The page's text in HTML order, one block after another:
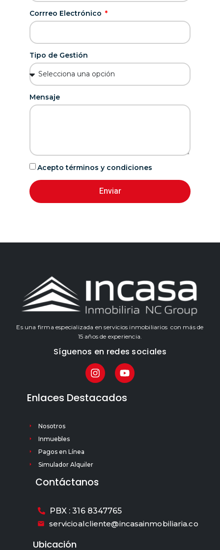
Corrreo Electrónico
Tipo de Gestión
Mensaje
Acepto términos y condiciones
Enviar
Es una firma especializada en servicios inmobiliarios con más de
15 años de experiencia.
Síguenos en redes sociales
Enlaces Destacados
Nosotros
Inmuebles
Pagos en Línea
Simulador Alquiler
Contáctanos
PBX : 316 8347765
servicioalcliente@incasainmobiliaria.co
Ubicación